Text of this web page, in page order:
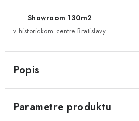
Showroom 130m2
v historickom centre Bratislavy
Popis
Parametre produktu